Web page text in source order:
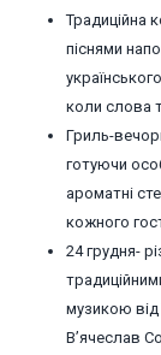
Традиційна
піснями
коли слова
Гриль-
готуючи
ароматні
кожного
24 грудня-
музикою від
Вʼячеслав